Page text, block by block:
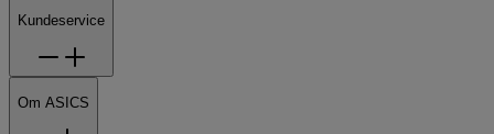
Kundeservice
Om ASICS